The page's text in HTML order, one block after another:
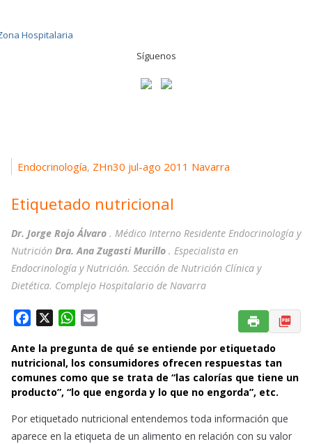
Síguenos
Endocrinología, ZHn30 jul-ago 2011 Navarra
Etiquetado nutricional
Dr. Jorge Rojo Álvaro . Médico Interno Residente Endocrinología y
Nutrición Dra. Ana Zugasti Murillo . Especialista en
Endocrinología y Nutrición. Sección de Nutrición Clínica y
Dietética. Complejo Hospitalario de Navarra
c
e
b
o
k
W
a
t
s
p
p
a
i
l
Ante la pregunta de qué se entiende por etiquetado
nutricional, los consumidores ofrecen respuestas tan
comunes como que se trata de “las calorías que tiene un
producto”, “lo que engorda y lo que no engorda”, etc.
Por etiquetado nutricional entendemos toda información que
aparece en la etiqueta de un alimento en relación con su valor